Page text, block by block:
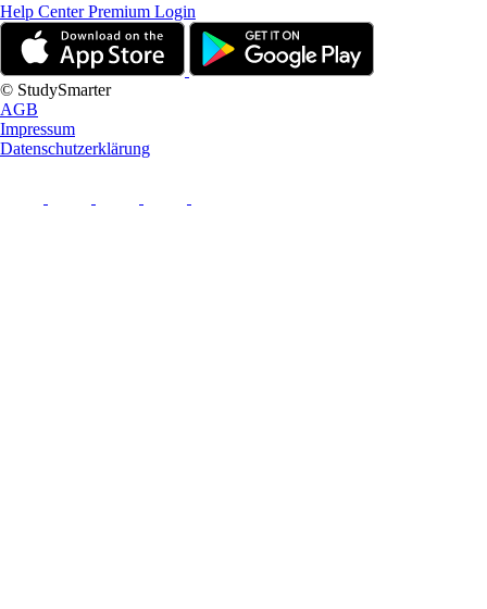
Help CenterPremium Login
© StudySmarter
AGB
Impressum
Datenschutzerklärung